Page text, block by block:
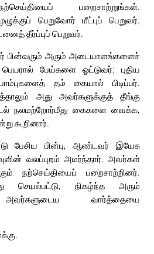
பறைசாற்றுங்கள்.
பெறுவோர் மீட்புப் பெறுவர்;
தீர்ப்புப் பெறுவர்.
அரும் அடையாளங்களைச்
பேய்களை ஓட்டுவர்; புதிய
தம் கையால் பிடிப்பர்.
அது அவர்களுக்குத் தீங்கு
நலமற்றோர்மீது கைகளை வைக்க,
கூறினார்.
பேசிய பின்பு, ஆண்டவர் இயேசு
வலப்புறம் அமர்ந்தார். அவர்கள்
நற்செய்தியைப் பறைசாற்றினர்.
செயல்பட்டு, நிகழ்ந்த அரும்
வார்த்தையை